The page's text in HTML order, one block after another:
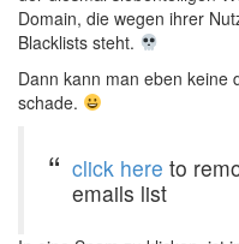
Domain, die wegen ihrer
Blacklists steht.
Dann kann man eben keine
schade.
click here to
emails list